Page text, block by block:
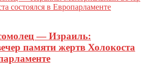
— Израиль:
памяти жертв Холокоста